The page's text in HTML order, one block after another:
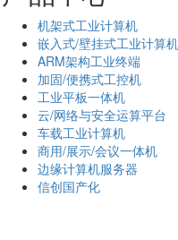
机架式工业计算机
嵌入式/壁挂式工业计算机
ARM架构工业终端
加固/便携式工控机
工业平板一体机
云/网络与安全运算平台
车载工业计算机
商用/展示/会议一体机
边缘计算机服务器
信创国产化